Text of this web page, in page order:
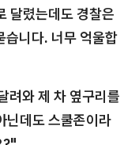
달렸는데도 경찰은
습니다. 너무 억울합
려와 제 차 옆구리를
닌데도 스쿨존이라